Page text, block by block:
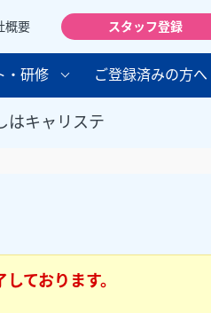
概要 スタッフ登録
・研修 ご登録済みの方へ
はキャリステ
ております。